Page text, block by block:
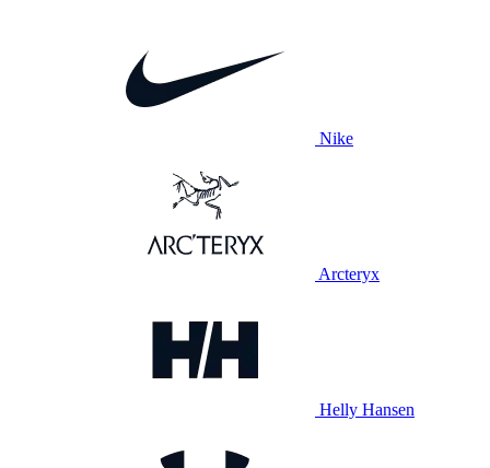
Nike
Arcteryx
Helly Hansen